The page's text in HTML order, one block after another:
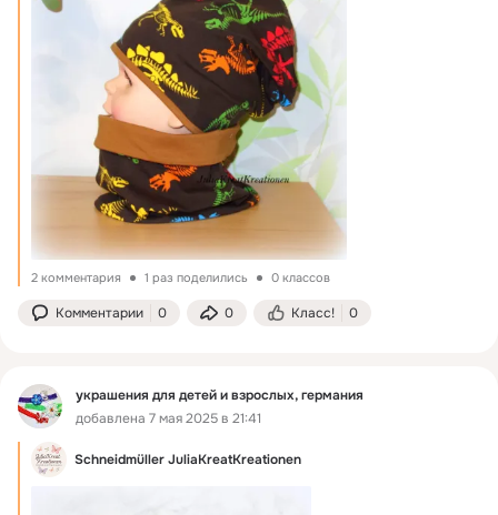
2 комментария 1 раз поделились 0 классов
Комментарии 0 0 Класс! 0
украшения для детей и взрослых, германия
добавлена 7 мая 2025 в 21:41
Schneidmüller JuliaKreatKreationen